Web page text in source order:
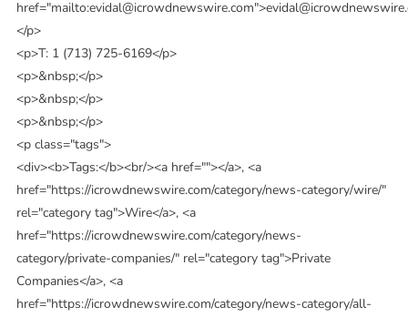
</p>
<p>T: 1 (713) 725-6169</p>
<p>&nbsp;</p>
<p>&nbsp;</p>
<p>&nbsp;</p>
<p class="tags">
<div><b>Tags:</b><br/><a href=""></a>, <a
href="https://icrowdnewswire.com/category/news-category/wire/"
rel="category tag">Wire</a>, <a
href="https://icrowdnewswire.com/category/news-
category/private-companies/" rel="category tag">Private
Companies</a>, <a
href="https://icrowdnewswire.com/category/news-category/all-